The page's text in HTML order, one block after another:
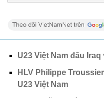
U23 Việt Nam đấu
HLV Philippe
U23 Việt Nam